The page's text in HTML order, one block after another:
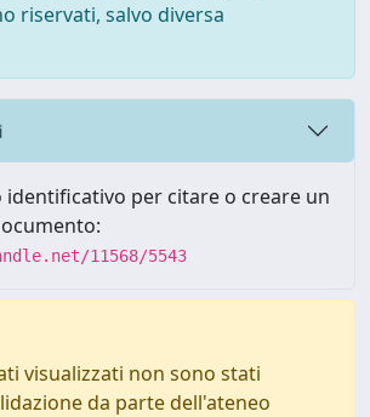
riservati, salvo diversa
identificativo per citare o creare un
11568/5543
visualizzati non sono stati
da parte dell'ateneo